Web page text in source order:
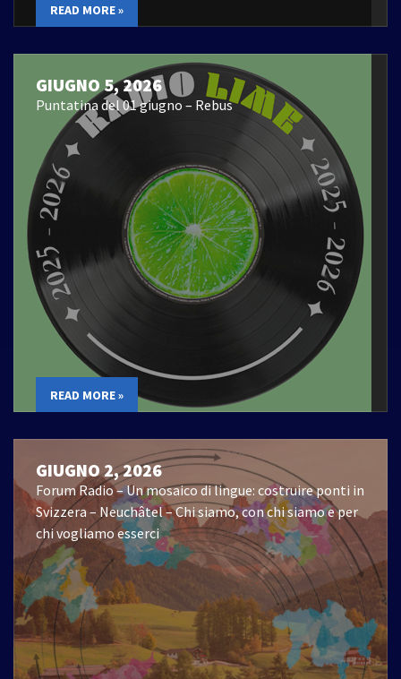
READ MORE »
GIUGNO 5, 2026
Puntatina del 01 giugno – Rebus
READ MORE »
GIUGNO 2, 2026
Forum Radio – Un mosaico di lingue: costruire ponti in
Svizzera – Neuchâtel – Chi siamo, con chi siamo e per
chi vogliamo esserci